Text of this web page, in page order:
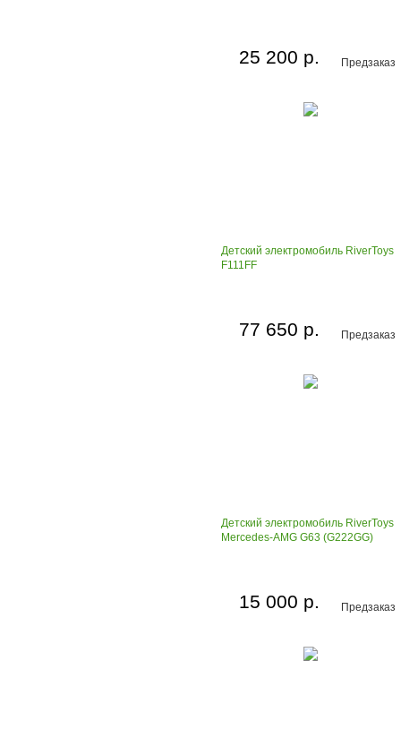
Предзаказ
25 200 р.
Детский электромобиль RiverToys
F111FF
Предзаказ
77 650 р.
Детский электромобиль RiverToys
Mercedes-AMG G63 (G222GG)
Предзаказ
15 000 р.